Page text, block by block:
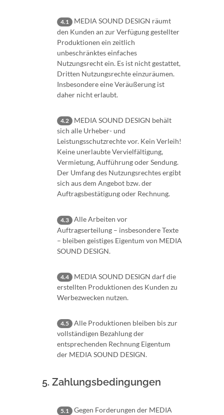
4.1
MEDIA SOUND DESIGN räumt
den Kunden an zur Verfügung gestellter
Produktionen ein zeitlich
unbeschränktes einfaches
Nutzungsrecht ein. Es ist nicht gestattet,
Dritten Nutzungsrechte einzuräumen.
Insbesondere eine Veräußerung ist
daher nicht erlaubt.
4.2
MEDIA SOUND DESIGN behält
sich alle Urheber- und
Leistungsschutzrechte vor. Kein Verleih!
Keine unerlaubte Vervielfältigung,
Vermietung, Aufführung oder Sendung.
Der Umfang des Nutzungsrechtes ergibt
sich aus dem Angebot bzw. der
Auftragsbestätigung oder Rechnung.
4.3
Alle Arbeiten vor
Auftragserteilung – insbesondere Texte
– bleiben geistiges Eigentum von MEDIA
SOUND DESIGN.
4.4
MEDIA SOUND DESIGN darf die
erstellten Produktionen des Kunden zu
Werbezwecken nutzen.
4.5
Alle Produktionen bleiben bis zur
vollständigen Bezahlung der
entsprechenden Rechnung Eigentum
der MEDIA SOUND DESIGN.
5. Zahlungsbedingungen
5.1
Gegen Forderungen der MEDIA